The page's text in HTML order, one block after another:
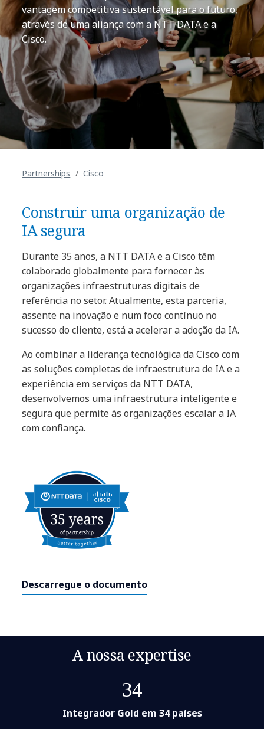
vantagem competitiva sustentável para o futuro,
através de uma aliança com a NTT DATA e a
Cisco.
Partnerships Cisco
Construir uma organização de
IA segura
Durante 35 anos, a NTT DATA e a Cisco têm
colaborado globalmente para fornecer às
organizações infraestruturas digitais de
referência no setor. Atualmente, esta parceria,
assente na inovação e num foco contínuo no
sucesso do cliente, está a acelerar a adoção da IA.
Ao combinar a liderança tecnológica da Cisco com
as soluções completas de infraestrutura de IA e a
experiência em serviços da NTT DATA,
desenvolvemos uma infraestrutura inteligente e
segura que permite às organizações escalar a IA
com confiança.
Descarregue o documento
A nossa expertise
34
Integrador Gold em 34 países